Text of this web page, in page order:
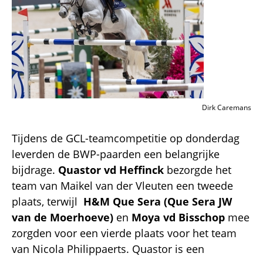
Dirk Caremans
Tijdens de GCL-teamcompetitie op donderdag
leverden de BWP-paarden een belangrijke
bijdrage. Quastor vd Heffinck bezorgde het
team van Maikel van der Vleuten een tweede
plaats, terwijl H&M Que Sera (Que Sera JW
van de Moerhoeve) en Moya vd Bisschop mee
zorgden voor een vierde plaats voor het team
van Nicola Philippaerts. Quastor is een